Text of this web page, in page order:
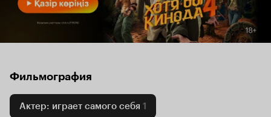
Фильмография
Актер: играет самого себя 1